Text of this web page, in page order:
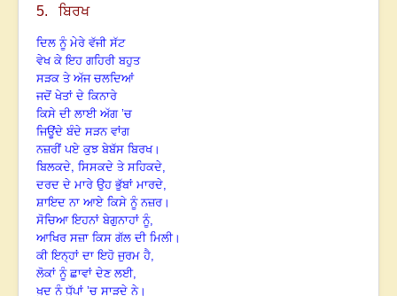
5. ਬਿਰਖ
ਦਿਲ ਨੂੰ ਮੇਰੇ ਵੱਜੀ ਸੱਟ
ਵੇਖ ਕੇ ਇਹ ਗਹਿਰੀ ਬਹੁਤ
ਸੜਕ ਤੇ ਅੱਜ ਚਲਦਿਆਂ
ਜਦੋਂ ਖੇਤਾਂ ਦੇ ਕਿਨਾਰੇ
ਕਿਸੇ ਦੀ ਲਾਈ ਅੱਗ ’ਚ
ਜਿਊਂਦੇ ਬੰਦੇ ਸੜਨ ਵਾਂਗ
ਨਜ਼ਰੀਂ ਪਏ ਕੁਝ ਬੇਬੱਸ ਬਿਰਖ।
ਬਿਲਕਦੇ, ਸਿਸਕਦੇ ਤੇ ਸਹਿਕਦੇ,
ਦਰਦ ਦੇ ਮਾਰੇ ਉਹ ਭੁੱਬਾਂ ਮਾਰਦੇ,
ਸ਼ਾਇਦ ਨਾ ਆਏ ਕਿਸੇ ਨੂੰ ਨਜ਼ਰ।
ਸੋਚਿਆ ਇਹਨਾਂ ਬੇਗੁਨਾਹਾਂ ਨੂੰ,
ਆਖਿਰ ਸਜ਼ਾ ਕਿਸ ਗੱਲ ਦੀ ਮਿਲੀ।
ਕੀ ਇਨ੍ਹਾਂ ਦਾ ਇਹੋ ਜੁਰਮ ਹੈ,
ਲੋਕਾਂ ਨੂੰ ਛਾਵਾਂ ਦੇਣ ਲਈ,
ਖੁਦ ਨੂੰ ਧੁੱਪਾਂ ’ਚ ਸਾੜਦੇ ਨੇ।